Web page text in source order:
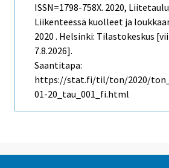
ISSN=1798-758X. 2020,
Liikenteessä kuolleet ja
2020 . Helsinki: Tilastokeskus
7.8.2026].
Saantitapa:
https://stat.fi/til/ton/2020/
01-20_tau_001_fi.html